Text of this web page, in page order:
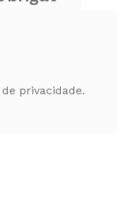
privacidade.